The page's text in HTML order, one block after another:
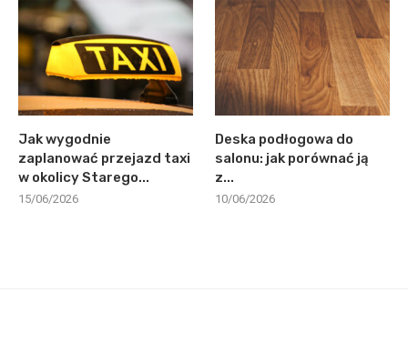
Jak wygodnie
zaplanować przejazd taxi
w okolicy Starego...
15/06/2026
Deska podłogowa do
salonu: jak porównać ją
z...
10/06/2026